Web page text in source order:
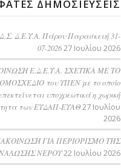
ΔΗΜΟΣΙΕΎΣΕΙΣ
Δ.Ε.Υ.Α. Πάρου Παρασκευή 31-
07-202627 Ιουλίου 2026
Ε.Δ.Ε.Υ.Α. ΣΧΕΤΙΚΑ ΜΕ ΤΟ
του ΥΠΕΝ με το οποίο
υποχρεωτικά η χωρική
των ΕΥΔΑΠ-ΕΥΑΘ27 Ιουλίου
2026
ΓΙΑ ΠΕΡΙΟΡΙΣΜΟ ΤΗΣ
ΝΕΡΟΥ22 Ιουλίου 2026